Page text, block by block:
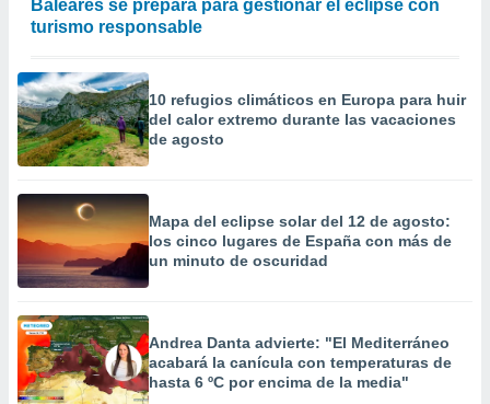
Baleares se prepara para gestionar el eclipse con
turismo responsable
10 refugios climáticos en Europa para huir
del calor extremo durante las vacaciones
de agosto
Mapa del eclipse solar del 12 de agosto:
los cinco lugares de España con más de
un minuto de oscuridad
Andrea Danta advierte: "El Mediterráneo
acabará la canícula con temperaturas de
hasta 6 ºC por encima de la media"